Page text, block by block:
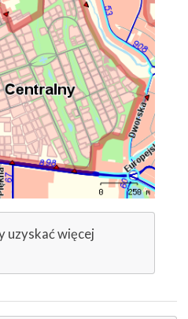
uzyskać więcej